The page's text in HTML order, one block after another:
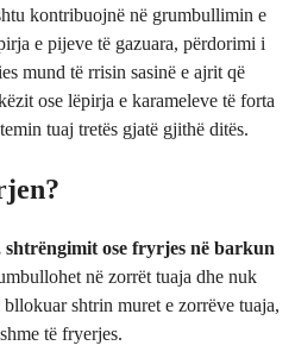
kontribuojnë në grumbullimin e
e pijeve të gazuara, përdorimi i
mund të rrisin sasinë e ajrit që
ose lëpirja e karameleve të forta
tuaj tretës gjatë gjithë ditës.
shtrëngimit ose fryrjes në barkun
në zorrët tuaja dhe nuk
shtrin muret e zorrëve tuaja,
të fryerjes.